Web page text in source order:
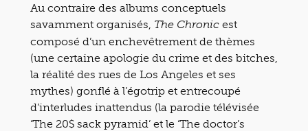
Au contraire des albums conceptuels
savamment organisés,
The Chronic est
composé d’un enchevêtrement de thèmes
(une certaine apologie du crime et des bitches,
la réalité des rues de Los Angeles et ses
mythes) gonflé à l’égotrip et entrecoupé
d’interludes inattendus (la parodie télévisée
‘The 20$ sack pyramid’ et le ‘The doctor’s